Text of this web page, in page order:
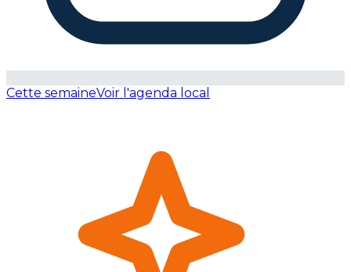
Cette semaineVoir l'agenda local